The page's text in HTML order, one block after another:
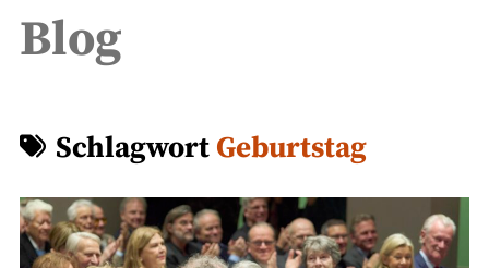
Blog
Schlagwort Geburtstag